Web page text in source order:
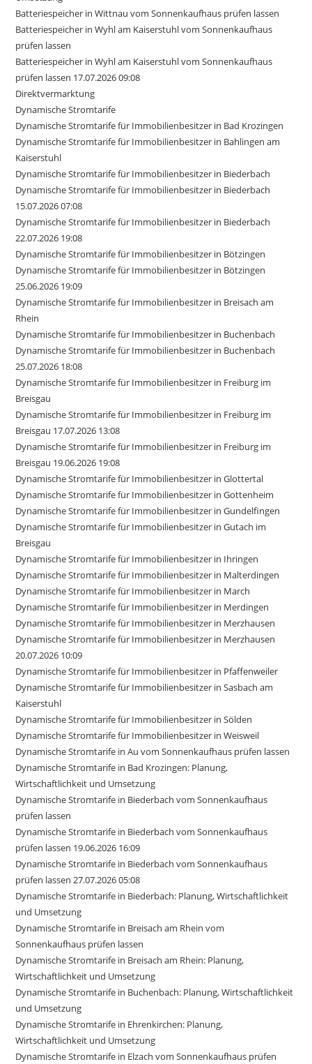
Batteriespeicher in Wittnau vom Sonnenkaufhaus prüfen lassen
Batteriespeicher in Wyhl am Kaiserstuhl vom Sonnenkaufhaus
prüfen lassen
Batteriespeicher in Wyhl am Kaiserstuhl vom Sonnenkaufhaus
prüfen lassen 17.07.2026 09:08
Direktvermarktung
Dynamische Stromtarife
Dynamische Stromtarife für Immobilienbesitzer in Bad Krozingen
Dynamische Stromtarife für Immobilienbesitzer in Bahlingen am
Kaiserstuhl
Dynamische Stromtarife für Immobilienbesitzer in Biederbach
Dynamische Stromtarife für Immobilienbesitzer in Biederbach
15.07.2026 07:08
Dynamische Stromtarife für Immobilienbesitzer in Biederbach
22.07.2026 19:08
Dynamische Stromtarife für Immobilienbesitzer in Bötzingen
Dynamische Stromtarife für Immobilienbesitzer in Bötzingen
25.06.2026 19:09
Dynamische Stromtarife für Immobilienbesitzer in Breisach am
Rhein
Dynamische Stromtarife für Immobilienbesitzer in Buchenbach
Dynamische Stromtarife für Immobilienbesitzer in Buchenbach
25.07.2026 18:08
Dynamische Stromtarife für Immobilienbesitzer in Freiburg im
Breisgau
Dynamische Stromtarife für Immobilienbesitzer in Freiburg im
Breisgau 17.07.2026 13:08
Dynamische Stromtarife für Immobilienbesitzer in Freiburg im
Breisgau 19.06.2026 19:08
Dynamische Stromtarife für Immobilienbesitzer in Glottertal
Dynamische Stromtarife für Immobilienbesitzer in Gottenheim
Dynamische Stromtarife für Immobilienbesitzer in Gundelfingen
Dynamische Stromtarife für Immobilienbesitzer in Gutach im
Breisgau
Dynamische Stromtarife für Immobilienbesitzer in Ihringen
Dynamische Stromtarife für Immobilienbesitzer in Malterdingen
Dynamische Stromtarife für Immobilienbesitzer in March
Dynamische Stromtarife für Immobilienbesitzer in Merdingen
Dynamische Stromtarife für Immobilienbesitzer in Merzhausen
Dynamische Stromtarife für Immobilienbesitzer in Merzhausen
20.07.2026 10:09
Dynamische Stromtarife für Immobilienbesitzer in Pfaffenweiler
Dynamische Stromtarife für Immobilienbesitzer in Sasbach am
Kaiserstuhl
Dynamische Stromtarife für Immobilienbesitzer in Sölden
Dynamische Stromtarife für Immobilienbesitzer in Weisweil
Dynamische Stromtarife in Au vom Sonnenkaufhaus prüfen lassen
Dynamische Stromtarife in Bad Krozingen: Planung,
Wirtschaftlichkeit und Umsetzung
Dynamische Stromtarife in Biederbach vom Sonnenkaufhaus
prüfen lassen
Dynamische Stromtarife in Biederbach vom Sonnenkaufhaus
prüfen lassen 19.06.2026 16:09
Dynamische Stromtarife in Biederbach vom Sonnenkaufhaus
prüfen lassen 27.07.2026 05:08
Dynamische Stromtarife in Biederbach: Planung, Wirtschaftlichkeit
und Umsetzung
Dynamische Stromtarife in Breisach am Rhein vom
Sonnenkaufhaus prüfen lassen
Dynamische Stromtarife in Breisach am Rhein: Planung,
Wirtschaftlichkeit und Umsetzung
Dynamische Stromtarife in Buchenbach: Planung, Wirtschaftlichkeit
und Umsetzung
Dynamische Stromtarife in Ehrenkirchen: Planung,
Wirtschaftlichkeit und Umsetzung
Dynamische Stromtarife in Elzach vom Sonnenkaufhaus prüfen